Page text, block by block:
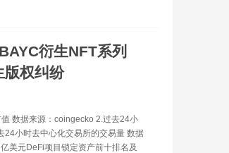
衍生NFT系列
权纠纷
数据来源：coingecko 2.过去24小
24小时去中心化交易所的交易量 数据
美元DeFi项目锁定资产前十排名及